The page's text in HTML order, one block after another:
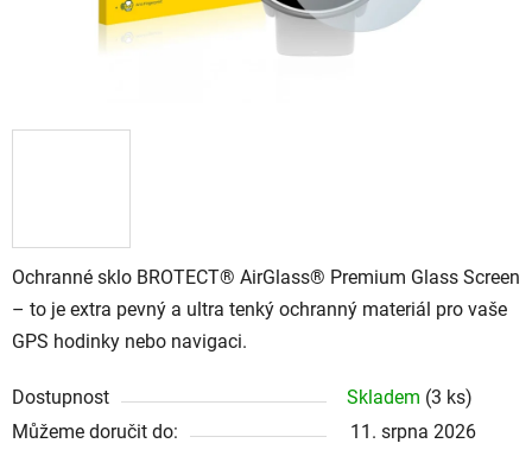
Ochranné sklo BROTECT® AirGlass® Premium Glass Screen
– to je extra pevný a ultra tenký ochranný materiál pro vaše
GPS hodinky nebo navigaci.
Dostupnost Skladem (3 ks)
Můžeme doručit do:
11. srpna 2026